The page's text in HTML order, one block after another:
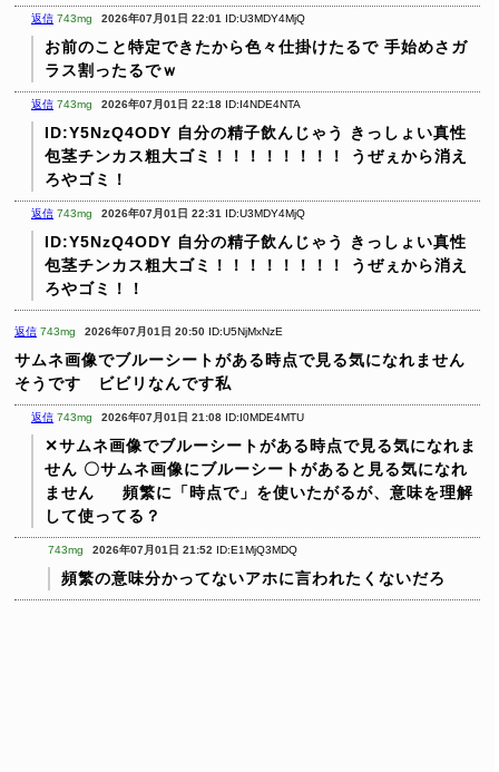
返信 743mg 2026年07月01日 22:01 ID:U3MDY4MjQ
お前のこと特定できたから色々仕掛けたるで 手始めさガ
ラス割ったるでｗ
返信 743mg 2026年07月01日 22:18 ID:I4NDE4NTA
ID:Y5NzQ4ODY 自分の精子飲んじゃう きっしょい真性
包茎チンカス粗大ゴミ！！！！！！！！
うぜぇから消え
ろやゴミ！
返信 743mg 2026年07月01日 22:31 ID:U3MDY4MjQ
ID:Y5NzQ4ODY 自分の精子飲んじゃう きっしょい真性
包茎チンカス粗大ゴミ！！！！！！！！
うぜぇから消え
ろやゴミ！！
返信 743mg 2026年07月01日 20:50 ID:U5NjMxNzE
サムネ画像でブルーシートがある時点で見る気になれません
そうです ビビリなんです私
返信 743mg 2026年07月01日 21:08 ID:I0MDE4MTU
✕サムネ画像でブルーシートがある時点で見る気になれま
せん 〇サムネ画像にブルーシートがあると見る気になれ
ません
頻繁に「時点で」を使いたがるが、意味を理解
して使ってる？
743mg 2026年07月01日 21:52 ID:E1MjQ3MDQ
頻繁の意味分かってないアホに言われたくないだろ